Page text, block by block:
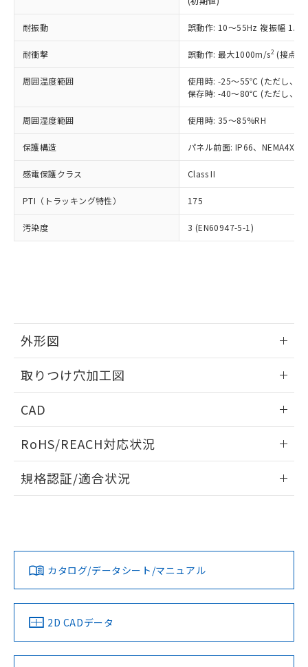
耐振動 誤動作: 10～55Hz 複振幅
耐衝撃 誤動作: 最大1000m/s2 (接点
周囲温度範囲
使用時: -25～55℃ (ただし、氷
保存時: -40～80℃ (ただし、氷
周囲湿度範囲 使用時: 35～85%RH
保護構造 パネル前面: IP66、NEMA4X,
感電保護クラス Class II
PTI（トラッキング特性） 175
汚染度 3 (EN60947-5-1)
外形図
取りつけ穴加工図
CAD
ドすることができます。
ログイン/会員登録
ダウンロードデータをご利用いただく前に、以下を必ずお読
みください。
ソフトウェアの使用条件
RoHS/REACH対応状況
EU RoHS 注意事項・凡例
対応済み
中国 RoHS 注意事項・凡例
規格認証/適合状況
LR型式承認
（イギリス
船舶規格）
DNV型式承認
（ノルウェー
BV型式承認
（フランス
KR型式
（韓国
No No No No
カタログ/データシート/マニュアル
2D CADデータ
正式な納期状況および標準価格はお客
様のお取引先、またはお客様担当のオ
オムロン制御機器販売店や当社販売拠
販売ネットワーク
」をご確認
在庫状況および標準価格結果を当社の
事前の承諾なく第三者に漏洩または開
示しないようお願いします。
マイパーツ機能（部品リスト作成サー
ビス）をご利用いただくには、I-Web
メンバーズにご登録されている必要が
あります。
登録された部品リストについて、当社
の共同利用に関して"
の「1.共同利
(PBDE) 1000ppm以下、フタル酸ビス(2-エチルヘキシ
ル) (DEHP)(別名：DOP) 1000ppm以下、フタル酸ブチ
ルベンジル（BBP） 1000ppm以下、フタル酸ジブチル
（DBP） 1000ppm以下、フタル酸ジイソブチル
但し、RoHS指令で産業用監視および制御機器に対する
フタル酸エステル類の４物質については閾値を超える意
図的な使用がないことを確認しています。
※2 対応予定月
部品在庫の切り替え状況などにより、予定
月が前後することがあります。
※3 非含有証明書ダウンロード
るもので、過去に遡って非含有を証明する
ものではありません。
また、RoHS指令のフタル酸エステル類４
既に当社にて対応品への在庫切替を完了
していることから、特段のことがない限
り、2022年1月12日より割愛しておりま
す。
ニル類) : 1000ppm、 PBDEs(ポリ臭化ジフェニルエーテ
DBP(フタル酸ジブチル) : 1000ppm、 DIBP(フタル酸ジ
DEHP(フタル酸ビス(2-エチルヘキシル)) : 1000ppm
「ｅ」：有害物質（10物質）のすべてが基
準値以下であることを示します。
「10」：通常の使用状況下において有害物
質が外部に漏えいし、環境に深刻な影響を
及ぼさない年数を意味します。
「－」：未確認です。当社販売部門へお問
当社は規制貨物を破棄する場合は、完
全に破砕するなど、違法に輸出されな
いよう必要な手段を講じます。
当社は貴社製品を、核兵器、ミサイ
ル、化学兵器、生物兵器またはその他
武器並びにこれらの製造装置等に一切
当社は、貴社製品を第三者に販売する
場合は、上記1、2および3の内容を当
該第三者に通知します。また当社は、
販売先および販売に係わる関係者が違
法に輸出するおそれがある場合は、取
り引きをいたしません。
一定数以上の在庫あり
一定数には満たないが在庫あり
いては、お客様のお取引先、ま
たはお客様担当のオムロン制御
機器販売店・当社販売員にご確
白
受注生産機種、また在庫状況の
情報を公開していない機種